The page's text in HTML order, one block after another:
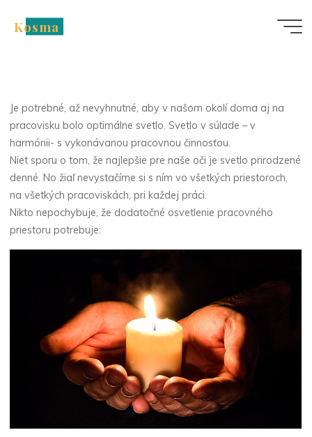
Kosma
Je potrebné, až nevyhnutné, aby v našom okolí doma aj na
pracovisku bolo optimálne svetlo.Svetlo v súlade – v
harmónii- s vykonávanou pracovnou činnosťou.
Niet sporu o tom, že najlepšie pre naše oči je svetlo prirodzené
denné. No žiaľ nevystačíme si s ním vo všetkých priestoroch,
na všetkých pracoviskách, pri každej práci.
Nikto nepochybuje, že dodatočné osvetlenie pracovného
priestoru potrebuje: